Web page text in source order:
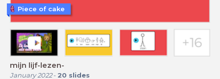
mijn lijf-lezen-
January 2022- 20 slides
Piece of cake